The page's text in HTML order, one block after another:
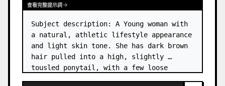
查看完整提示詞
Subject description: A Young woman with
a natural, athletic lifestyle appearance
and light skin tone. She has dark brown
hair pulled into a high, slightly
tousled ponytail, with a few loose